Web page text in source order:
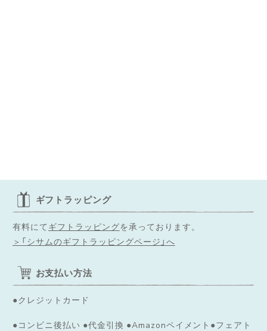
ギフトラッピング
有料にて ギフトラッピングを承っております。
＞「シサムのギフトラッピングページ」へ
お支払い方法
●クレジットカード
●コンビニ後払い ●代金引換 ●Amazonペイメント●フェアト